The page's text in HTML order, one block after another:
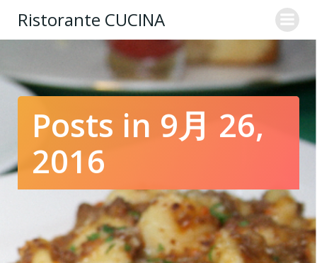
ン
テ
ン
ツ
へ
キ
Ristorante CUCINA
Posts in 9月 26,
2016